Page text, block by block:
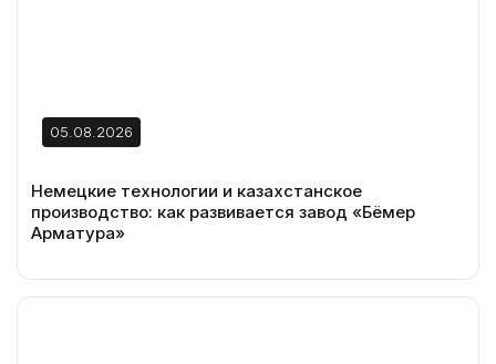
05.08.2026
Немецкие технологии и казахстанское
производство: как развивается завод «Бёмер
Арматура»